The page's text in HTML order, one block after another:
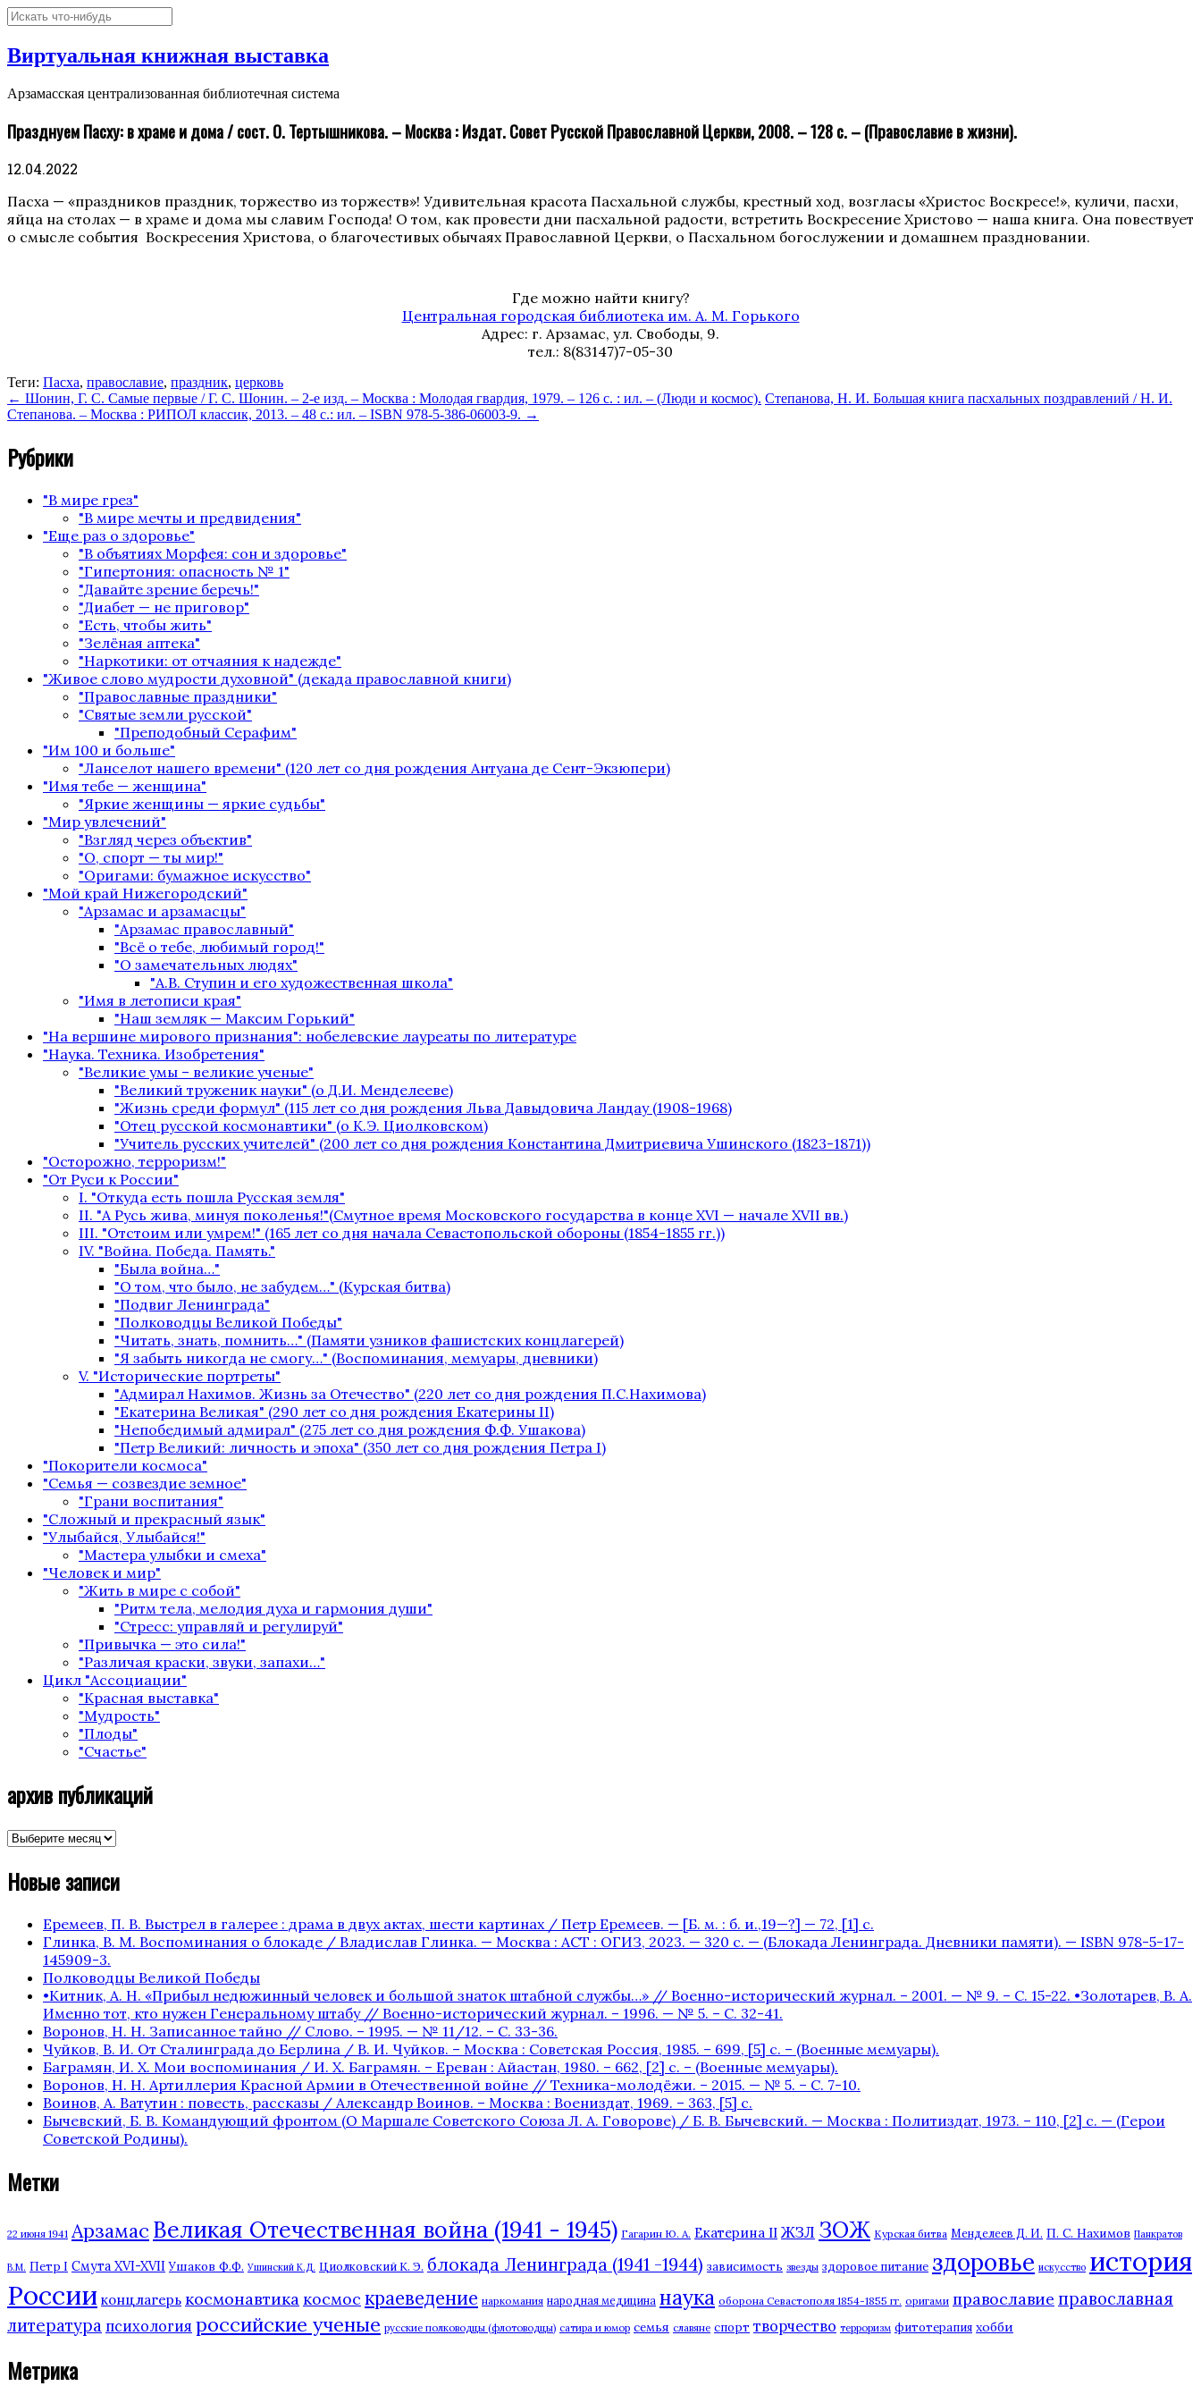
Виртуальная книжная выставка
Арзамасская централизованная библиотечная система
Празднуем Пасху: в храме и дома / сост. О. Тертышникова. – Москва : Издат. Совет Русской Православной Церкви, 2008. – 128 с. – (Православие в жизни).
12.04.2022
Пасха — «праздников праздник, торжество из торжеств»! Удивительная красота Пасхальной службы, крестный ход, возгласы «Христос Воскресе!», куличи, пасхи,
яйца на столах — в храме и дома мы славим Господа! О том, как провести дни пасхальной радости, встретить Воскресение Христово — наша книга. Она повествует
о смысле события Воскресения Христова, о благочестивых обычаях Православной Церкви, о Пасхальном богослужении и домашнем праздновании.
Где можно найти книгу?
Центральная городская библиотека им. А. М. Горького
Адрес: г. Арзамас, ул. Свободы, 9.
тел.: 8(83147)7-05-30
Теги: Пасха, православие, праздник, церковь
← Шонин, Г. С. Самые первые / Г. С. Шонин. – 2-е изд. – Москва : Молодая гвардия, 1979. – 126 с. : ил. – (Люди и космос). Степанова, Н. И. Большая книга пасхальных поздравлений / Н. И.
Степанова. – Москва : РИПОЛ классик, 2013. – 48 с.: ил. – ISBN 978-5-386-06003-9. →
Рубрики
"В мире грез"
"В мире мечты и предвидения"
"Еще раз о здоровье"
"В объятиях Морфея: сон и здоровье"
"Гипертония: опасность № 1"
"Давайте зрение беречь!"
"Диабет — не приговор"
"Есть, чтобы жить"
"Зелёная аптека"
"Наркотики: от отчаяния к надежде"
"Живое слово мудрости духовной" (декада православной книги)
"Православные праздники"
"Святые земли русской"
"Преподобный Серафим"
"Им 100 и больше"
"Ланселот нашего времени" (120 лет со дня рождения Антуана де Сент-Экзюпери)
"Имя тебе — женщина"
"Яркие женщины — яркие судьбы"
"Мир увлечений"
"Взгляд через объектив"
"О, спорт — ты мир!"
"Оригами: бумажное искусство"
"Мой край Нижегородский"
"Арзамас и арзамасцы"
"Арзамас православный"
"Всё о тебе, любимый город!"
"О замечательных людях"
"А.В. Ступин и его художественная школа"
"Имя в летописи края"
"Наш земляк — Максим Горький"
"На вершине мирового признания": нобелевские лауреаты по литературе
"Наука. Техника. Изобретения"
"Великие умы – великие ученые"
"Великий труженик науки" (о Д.И. Менделееве)
"Жизнь среди формул" (115 лет со дня рождения Льва Давыдовича Ландау (1908-1968)
"Отец русской космонавтики" (о К.Э. Циолковском)
"Учитель русских учителей" (200 лет со дня рождения Константина Дмитриевича Ушинского (1823-1871))
"Осторожно, терроризм!"
"От Руси к России"
I. "Откуда есть пошла Русская земля"
II. "А Русь жива, минуя поколенья!"(Смутное время Московского государства в конце XVI — начале XVII вв.)
III. "Отстоим или умрем!" (165 лет со дня начала Севастопольской обороны (1854-1855 гг.))
IV. "Война. Победа. Память."
"Была война…"
"О том, что было, не забудем…" (Курская битва)
"Подвиг Ленинграда"
"Полководцы Великой Победы"
"Читать, знать, помнить…" (Памяти узников фашистских концлагерей)
"Я забыть никогда не смогу…" (Воспоминания, мемуары, дневники)
V. "Исторические портреты"
"Адмирал Нахимов. Жизнь за Отечество" (220 лет со дня рождения П.С.Нахимова)
"Екатерина Великая" (290 лет со дня рождения Екатерины II)
"Непобедимый адмирал" (275 лет со дня рождения Ф.Ф. Ушакова)
"Петр Великий: личность и эпоха" (350 лет со дня рождения Петра I)
"Покорители космоса"
"Семья — созвездие земное"
"Грани воспитания"
"Сложный и прекрасный язык"
"Улыбайся, Улыбайся!"
"Мастера улыбки и смеха"
"Человек и мир"
"Жить в мире с собой"
"Ритм тела, мелодия духа и гармония души"
"Стресс: управляй и регулируй"
"Привычка — это сила!"
"Различая краски, звуки, запахи…"
Цикл "Ассоциации"
"Красная выставка"
"Мудрость"
"Плоды"
"Счастье"
архив публикаций
архив
Новые записи
Еремеев, П. В. Выстрел в галерее : драма в двух актах, шести картинах / Петр Еремеев. — [Б. м. : б. и.,19—?] — 72, [1] с.
Глинка, В. М. Воспоминания о блокаде / Владислав Глинка. — Москва : АСТ : ОГИЗ, 2023. — 320 с. — (Блокада Ленинграда. Дневники памяти). — ISBN 978-5-17-
145909-3.
Полководцы Великой Победы
•Китник, А. Н. «Прибыл недюжинный человек и большой знаток штабной службы…» // Военно-исторический журнал. – 2001. — № 9. – С. 15-22. •Золотарев, В. А.
Именно тот, кто нужен Генеральному штабу // Военно-исторический журнал. – 1996. — № 5. – С. 32-41.
Воронов, Н. Н. Записанное тайно // Слово. – 1995. — № 11/12. – С. 33-36.
Чуйков, В. И. От Сталинграда до Берлина / В. И. Чуйков. – Москва : Советская Россия, 1985. – 699, [5] с. – (Военные мемуары).
Баграмян, И. Х. Мои воспоминания / И. Х. Баграмян. – Ереван : Айастан, 1980. – 662, [2] c. – (Военные мемуары).
Воронов, Н. Н. Артиллерия Красной Армии в Отечественной войне // Техника-молодёжи. – 2015. — № 5. – С. 7-10.
Воинов, А. Ватутин : повесть, рассказы / Александр Воинов. – Москва : Воениздат, 1969. – 363, [5] с.
Бычевский, Б. В. Командующий фронтом (О Маршале Советского Союза Л. А. Говорове) / Б. В. Бычевский. — Москва : Политиздат, 1973. – 110, [2] с. — (Герои
Советской Родины).
Метки
22 июня 1941 Арзамас Великая Отечественная война (1941 - 1945) Гагарин Ю. А. Екатерина II ЖЗЛ ЗОЖ Курская битва Менделеев Д. И. П. С. Нахимов Панкратов
В.М. Петр I Смута XVI-XVII Ушаков Ф.Ф. Ушинский К.Д. Циолковский К. Э. блокада Ленинграда (1941 -1944) зависимость звезды здоровое питание здоровье искусство история
России концлагерь космонавтика космос краеведение наркомания народная медицина наука оборона Севастополя 1854-1855 гг. оригами православие православная
литература психология российские ученые русские полководцы (флотоводцы) сатира и юмор семья славяне спорт творчество терроризм фитотерапия хобби
Метрика